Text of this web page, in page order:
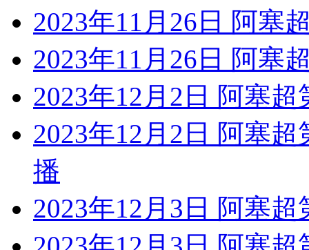
2023年11月26日 阿塞
2023年11月26日 阿塞
2023年12月2日 阿塞
2023年12月2日 阿塞
播
2023年12月3日 阿塞